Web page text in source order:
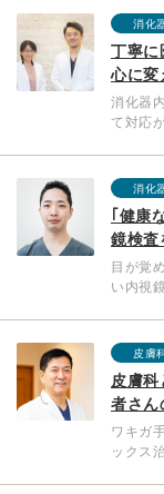
消化
丁寧に
心に変
消化器
て対応
消化
｢健康
鏡検査
目が覚
い内視
皮膚
皮膚
者さん
ワキガ
ックス